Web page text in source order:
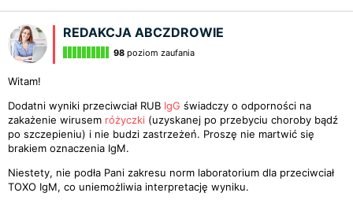
REDAKCJA ABCZDROWIE
98 poziom zaufania
Witam!
Dodatni wyniki przeciwciał RUB IgG świadczy o odporności na
zakażenie wirusem różyczki (uzyskanej po przebyciu choroby bądź
po szczepieniu) i nie budzi zastrzeżeń. Proszę nie martwić się
brakiem oznaczenia IgM.
Niestety, nie podła Pani zakresu norm laboratorium dla przeciwciał
TOXO IgM, co uniemożliwia interpretację wyniku.